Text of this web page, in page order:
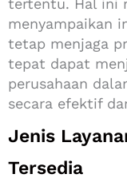
tertentu. Hal ini
menyampaikan
tetap menjaga
tepat dapat
perusahaan
secara efektif
Jenis
Tersedia